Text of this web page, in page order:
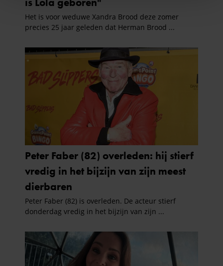
personaliseren, om functies voor social media te bieden
en om ons websiteverkeer te analyseren. Ook delen we
partners voor social media, adverteren en analyse. Deze
partners kunnen deze gegevens combineren met andere
informatie die u aan ze heeft verstrekt of die ze hebben
verzameld op basis van uw gebruik van hun services. U
gaat akkoord met onze cookies als u onze website blijft